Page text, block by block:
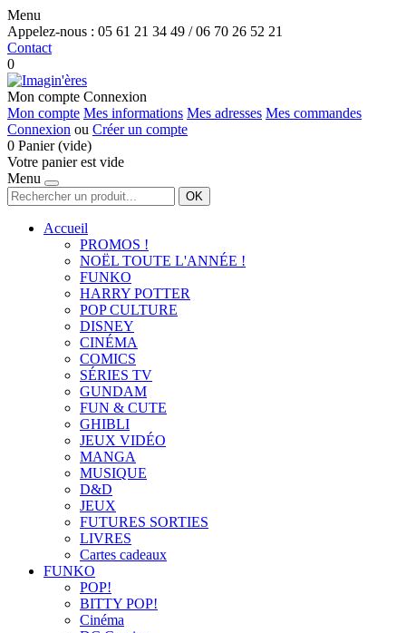
Menu
Appelez-nous : 05 61 21 34 49 / 06 70 26 52 21
Contact
0
Mon compte Connexion
Mon compte Mes informations Mes adresses Mes commandes
Connexion ou Créer un compte
0 Panier (vide)
Votre panier est vide
Menu
OK
Accueil
PROMOS !
NOËL TOUTE L'ANNÉE !
FUNKO
HARRY POTTER
POP CULTURE
DISNEY
CINÉMA
COMICS
SÉRIES TV
GUNDAM
FUN & CUTE
GHIBLI
JEUX VIDÉO
MANGA
MUSIQUE
D&D
JEUX
FUTURES SORTIES
LIVRES
Cartes cadeaux
FUNKO
POP!
BITTY POP!
Cinéma